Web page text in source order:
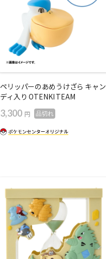
ペリッパーのあめうけざら キャン
ディ入り OTENKI TEAM
3,300 円 品切れ